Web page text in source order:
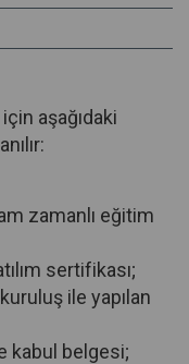
aşağıdaki
zamanlı eğitim
sertifikası;
ile yapılan
kabul belgesi;